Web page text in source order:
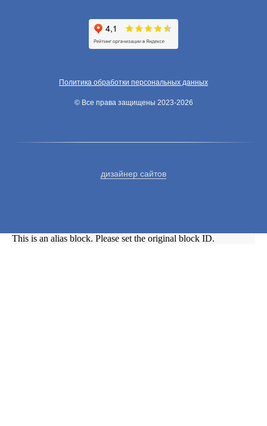
Политика обработки персональных данных
© Все права защищены 2023-2026
дизайнер сайтов
This is an alias block. Please set the original block ID.